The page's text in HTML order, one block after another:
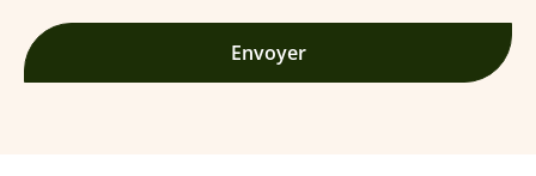
Envoyer